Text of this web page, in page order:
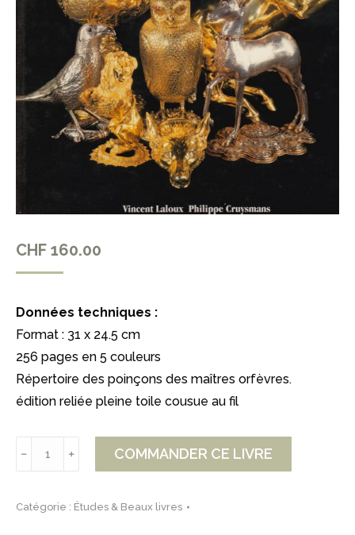
CHF 160.00
Données techniques :
Format : 31 x 24.5 cm
256 pages en 5 couleurs
Répertoire des poinçons des maîtres orfèvres.
édition reliée pleine toile cousue au fil
du
﹣ ﹢ COMMANDER CE LIVRE
Catégorie : Études & Beaux livres